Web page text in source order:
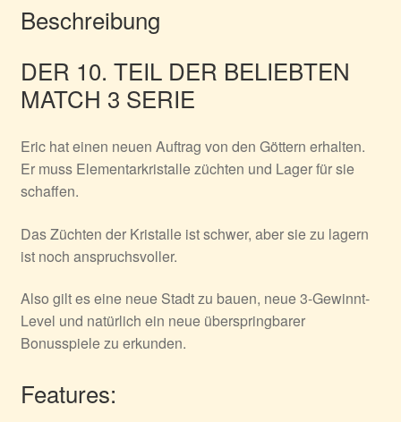
Beschreibung
DER 10. TEIL DER BELIEBTEN
MATCH 3 SERIE
Eric hat einen neuen Auftrag von den Göttern erhalten.
Er muss Elementarkristalle züchten und Lager für sie
schaffen.
Das Züchten der Kristalle ist schwer, aber sie zu lagern
ist noch anspruchsvoller.
Also gilt es eine neue Stadt zu bauen, neue 3-Gewinnt-
Level und natürlich ein neue überspringbarer
Bonusspiele zu erkunden.
Features: